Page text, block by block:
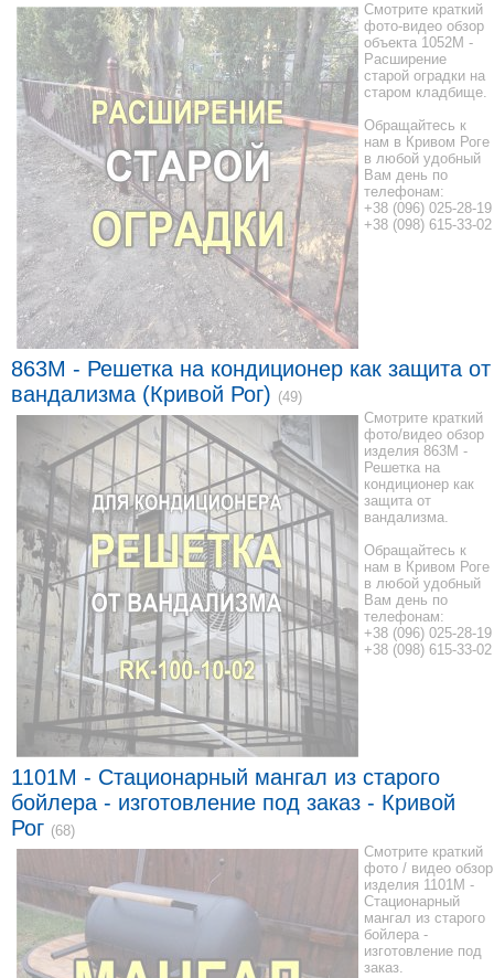
Смотрите краткий
фото-видео обзор
объекта 1052M -
Расширение
старой оградки на
старом кладбище.
Обращайтесь к
нам в Кривом Роге
в любой удобный
Вам день по
телефонам:
+38 (096) 025-28-19
+38 (098) 615-33-02
863M - Решетка на кондиционер как защита от
вандализма (Кривой Рог) (49)
Смотрите краткий
фото/видео обзор
изделия 863M -
Решетка на
кондиционер как
защита от
вандализма.
Обращайтесь к
нам в Кривом Роге
в любой удобный
Вам день по
телефонам:
+38 (096) 025-28-19
+38 (098) 615-33-02
1101M - Стационарный мангал из старого
бойлера - изготовление под заказ - Кривой
Рог (68)
Смотрите краткий
фото / видео обзор
изделия 1101M -
Стационарный
мангал из старого
бойлера -
изготовление под
заказ.